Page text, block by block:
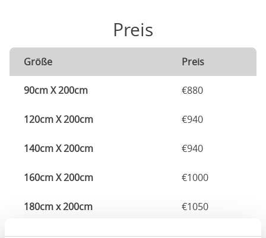
Preis
Größe Preis
90cm X 200cm €880
120cm X 200cm €940
140cm X 200cm €940
160cm X 200cm €1000
180cm x 200cm €1050